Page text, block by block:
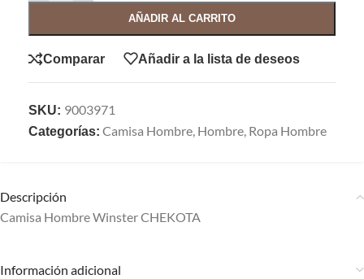
AÑADIR AL CARRITO
Comparar Añadir a la lista de deseos
SKU: 9003971
Categorías: Camisa Hombre, Hombre, Ropa Hombre
Descripción
Camisa Hombre Winster CHEKOTA
Información adicional